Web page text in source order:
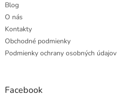
Blog
O nás
Kontakty
Obchodné podmienky
Podmienky ochrany osobných údajov
Facebook